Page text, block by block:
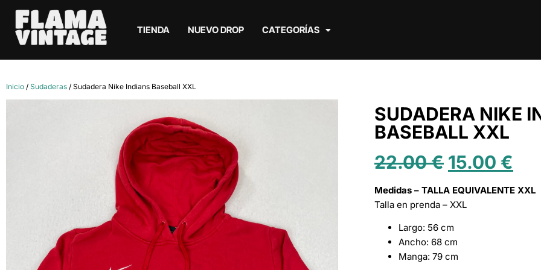
TIENDA NUEVO DROP CATEGORÍAS
Inicio / Sudaderas / Sudadera Nike Indians Baseball XXL
SUDADERA NIKE
BASEBALL XXL
22.00€ 15.00 €
Medidas – TALLA EQUIVALENTE XXL
Talla en prenda – XXL
Largo: 56 cm
Ancho: 68 cm
Manga: 79 cm